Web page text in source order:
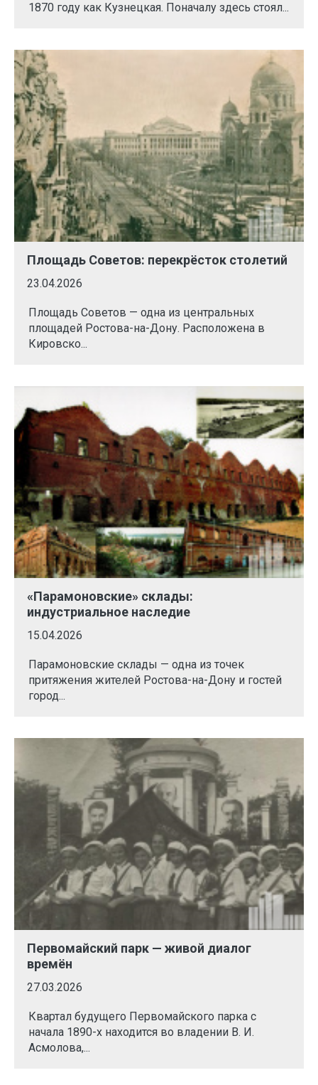
1870 году как Кузнецкая. Поначалу здесь стоял...
Площадь Советов: перекрёсток столетий
23.04.2026
Площадь Советов — одна из центральных
площадей Ростова-на-Дону. Расположена в
Кировско...
«Парамоновские» склады:
индустриальное наследие
15.04.2026
Парамоновские склады — одна из точек
притяжения жителей Ростова-на-Дону и гостей
город...
Первомайский парк — живой диалог
времён
27.03.2026
Квартал будущего Первомайского парка с
начала 1890-х находится во владении В. И.
Асмолова,...